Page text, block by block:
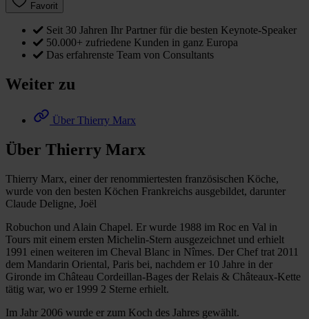
Favorit
Seit 30 Jahren Ihr Partner für die besten Keynote-Speaker
50.000+ zufriedene Kunden in ganz Europa
Das erfahrenste Team von Consultants
Weiter zu
Über Thierry Marx
Über Thierry Marx
Thierry Marx, einer der renommiertesten französischen Köche,
wurde von den besten Köchen Frankreichs ausgebildet, darunter
Claude Deligne, Joël
Robuchon und Alain Chapel. Er wurde 1988 im Roc en Val in
Tours mit einem ersten Michelin-Stern ausgezeichnet und erhielt
1991 einen weiteren im Cheval Blanc in Nîmes. Der Chef trat 2011
dem Mandarin Oriental, Paris bei, nachdem er 10 Jahre in der
Gironde im Château Cordeillan-Bages der Relais & Châteaux-Kette
tätig war, wo er 1999 2 Sterne erhielt.
Im Jahr 2006 wurde er zum Koch des Jahres gewählt.